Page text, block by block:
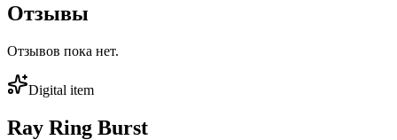
Отзывы
Отзывов пока нет.
Digital item
Ray Ring Burst